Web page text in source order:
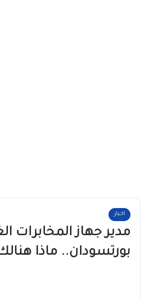
اخبار
مدير جهاز المخابرات
بورتسودان.. ماذا